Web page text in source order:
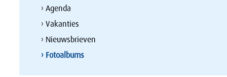
› Agenda
› Vakanties
› Nieuwsbrieven
› Fotoalbums